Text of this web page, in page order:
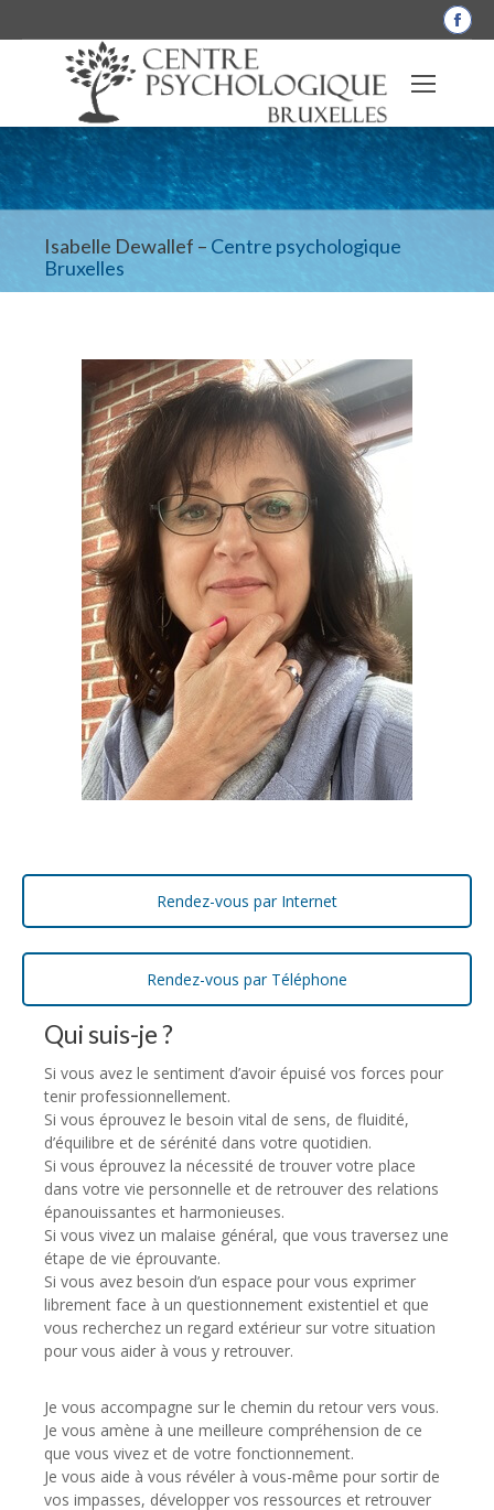
La
une
Isabelle Dewallef – Centre psychologique
Bruxelles
Qui suis-je ?
Si vous avez le sentiment d’avoir épuisé vos forces pour
tenir professionnellement.
Si vous éprouvez le besoin vital de sens, de fluidité,
d’équilibre et de sérénité dans votre quotidien.
Si vous éprouvez la nécessité de trouver votre place
dans votre vie personnelle et de retrouver des relations
épanouissantes et harmonieuses.
Si vous vivez un malaise général, que vous traversez une
étape de vie éprouvante.
Si vous avez besoin d’un espace pour vous exprimer
librement face à un questionnement existentiel et que
vous recherchez un regard extérieur sur votre situation
pour vous aider à vous y retrouver.
Je vous accompagne sur le chemin du retour vers vous.
Je vous amène à une meilleure compréhension de ce
que vous vivez et de votre fonctionnement.
Je vous aide à vous révéler à vous-même pour sortir de
vos impasses, développer vos ressources et retrouver
Rendez-vous par Internet
Rendez-vous par Téléphone